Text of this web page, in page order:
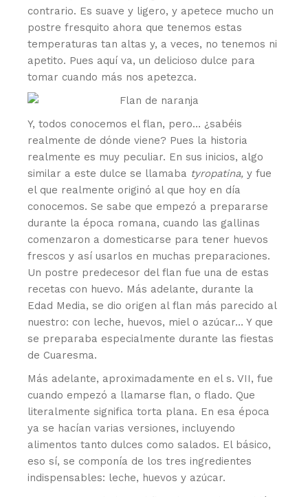
contrario. Es suave y ligero, y apetece mucho un
postre fresquito ahora que tenemos estas
temperaturas tan altas y, a veces, no tenemos ni
apetito. Pues aquí va, un delicioso dulce para
tomar cuando más nos apetezca.
Y, todos conocemos el flan, pero… ¿sabéis
realmente de dónde viene? Pues la historia
realmente es muy peculiar. En sus inicios, algo
similar a este dulce se llamaba tyropatina, y fue
el que realmente originó al que hoy en día
conocemos. Se sabe que empezó a prepararse
durante la época romana, cuando las gallinas
comenzaron a domesticarse para tener huevos
frescos y así usarlos en muchas preparaciones.
Un postre predecesor del flan fue una de estas
recetas con huevo. Más adelante, durante la
Edad Media, se dio origen al flan más parecido al
nuestro: con leche, huevos, miel o azúcar… Y que
se preparaba especialmente durante las fiestas
de Cuaresma.
Más adelante, aproximadamente en el s. VII, fue
cuando empezó a llamarse flan, o flado. Que
literalmente significa torta plana. En esa época
ya se hacían varias versiones, incluyendo
alimentos tanto dulces como salados. El básico,
eso sí, se componía de los tres ingredientes
indispensables: leche, huevos y azúcar.